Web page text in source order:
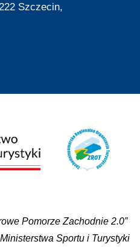
Szczecin,
Pomorze Zachodnie 2.0”
Sportu i Turystyki